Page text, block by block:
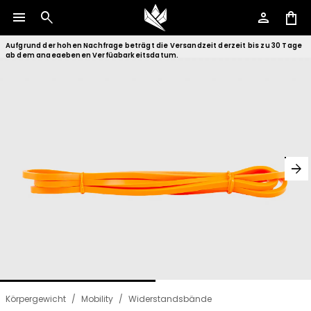
menu search person shopping_bag
Aufgrund der hohen Nachfrage beträgt die Versandzeit derzeit bis zu 30 Tage
ab dem angegebenen Verfügbarkeitsdatum.
arrow_forward
Körpergewicht / Mobility / Widerstandsbände